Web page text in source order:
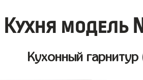
Кухня модель
Кухонный гарнитур